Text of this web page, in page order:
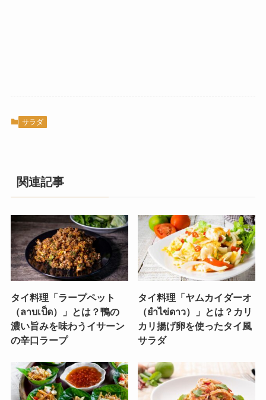
サラダ
関連記事
タイ料理「ラープペット
（ลาบเป็ด）」とは？鴨の
濃い旨みを味わうイサーン
の辛口ラープ
タイ料理「ヤムカイダーオ
（ยำไข่ดาว）」とは？カリ
カリ揚げ卵を使ったタイ風
サラダ